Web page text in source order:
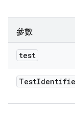
參數
test
Test